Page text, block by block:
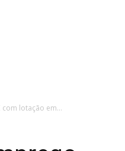
com lotação em...